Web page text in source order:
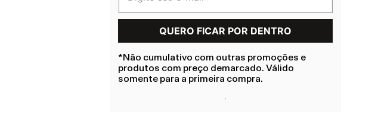
*Não cumulativo com outras promoções e
produtos com preço demarcado. Válido
somente para a primeira compra.